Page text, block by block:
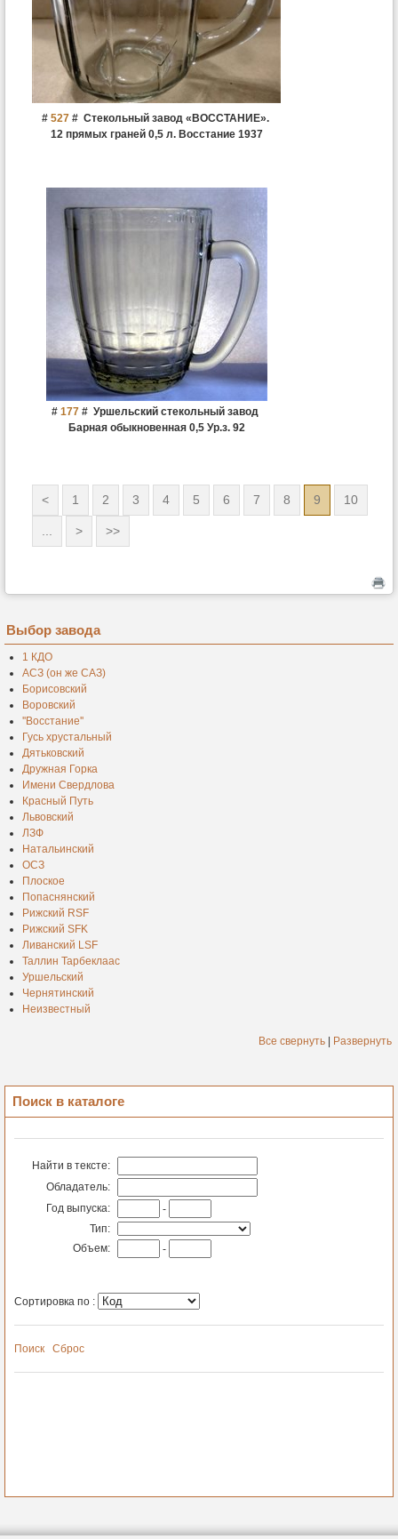
# 527# Стекольный завод «ВОССТАНИЕ».
12 прямых граней 0,5 л. Восстание 1937
# 177 # Уршельский стекольный завод
Барная обыкновенная 0,5 Ур.з. 92
< 1 2 3 4 5 6 7 8 9 10
> >>
Выбор завода
1 КДО
АСЗ (он же САЗ)
Борисовский
Воровский
''Восстание''
Гусь хрустальный
Дятьковский
Дружная Горка
Имени Свердлова
Красный Путь
Львовский
ЛЗФ
Натальинский
ОСЗ
Плоское
Попаснянский
Рижский RSF
Рижский SFK
Ливанский LSF
Таллин Тарбеклаас
Уршельский
Чернятинский
Неизвестный
Все свернуть Развернуть
Поиск в каталоге
Найти в тексте:
Обладатель:
Год выпуска:
-
Тип:
Объем:
-
Сортировка по :
Поиск Сброс